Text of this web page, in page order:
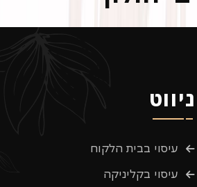
ניווט
עיסוי בבית הלקוח
עיסוי בקליניקה